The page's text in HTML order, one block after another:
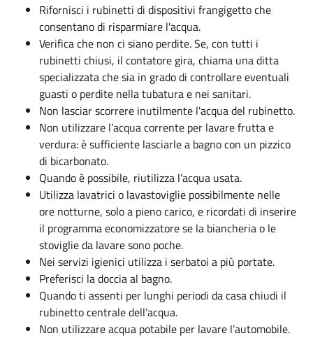
Rifornisci i rubinetti di dispositivi frangigetto che
consentano di risparmiare l'acqua.
Verifica che non ci siano perdite. Se, con tutti i
rubinetti chiusi, il contatore gira, chiama una ditta
specializzata che sia in grado di controllare eventuali
guasti o perdite nella tubatura e nei sanitari.
Non lasciar scorrere inutilmente l'acqua del rubinetto.
Non utilizzare l’acqua corrente per lavare frutta e
verdura: è sufficiente lasciarle a bagno con un pizzico
di bicarbonato.
Quando è possibile, riutilizza l’acqua usata.
Utilizza lavatrici o lavastoviglie possibilmente nelle
ore notturne, solo a pieno carico, e ricordati di inserire
il programma economizzatore se la biancheria o le
stoviglie da lavare sono poche.
Nei servizi igienici utilizza i serbatoi a più portate.
Preferisci la doccia al bagno.
Quando ti assenti per lunghi periodi da casa chiudi il
rubinetto centrale dell’acqua.
Non utilizzare acqua potabile per lavare l’automobile.